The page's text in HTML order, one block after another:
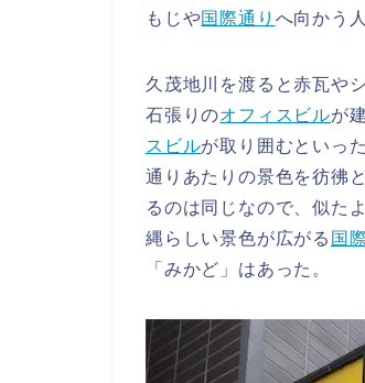
もじや国際通り へ向かう
久茂地川を渡ると赤瓦や
石張りのオフィスビルが
スビルが取り囲むといっ
通りあたりの景色を彷彿
るのは同じなので、似た
縄らしい景色が広がる国
「みかど」はあった。